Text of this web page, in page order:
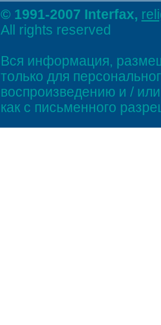
© 1991-2007 Interfax,
All rights reserved
Вся информация,
только для
воспроизведению и /
как с письменного